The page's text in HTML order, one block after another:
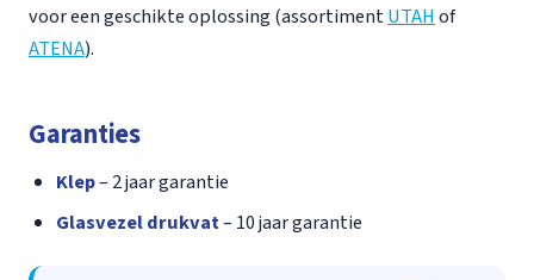
voor een geschikte oplossing (assortimentUTAHof
ATENA).
Garanties
Klep– 2 jaar garantie
Glasvezel drukvat– 10 jaar garantie